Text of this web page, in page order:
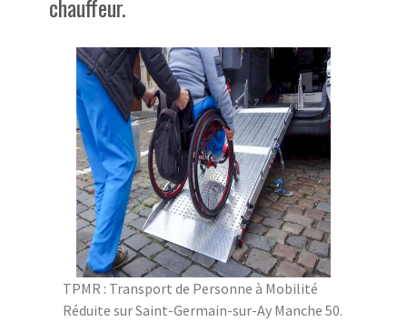
chauffeur.
TPMR : Transport de Personne à Mobilité
Réduite sur Saint-Germain-sur-Ay Manche 50.